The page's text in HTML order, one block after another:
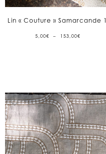
Lin « Couture » Samarcande 1
5,00€ – 153,00€PLAGE
DE